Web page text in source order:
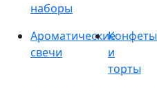
наборы
Ароматические
свечи
Конфеты
и
торты